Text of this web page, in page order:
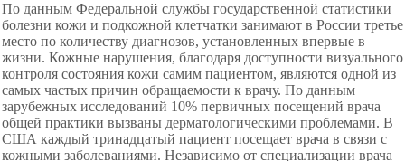
По данным Федеральной службы государственной статистики
болезни кожи и подкожной клетчатки занимают в России третье
место по количеству диагнозов, установленных впервые в
жизни. Кожные нарушения, благодаря доступности визуального
контроля состояния кожи самим пациентом, являются одной из
самых частых причин обращаемости к врачу. По данным
зарубежных исследований 10% первичных посещений врача
общей практики вызваны дерматологическими проблемами. В
США каждый тринадцатый пациент посещает врача в связи с
кожными заболеваниями. Независимо от специализации врача